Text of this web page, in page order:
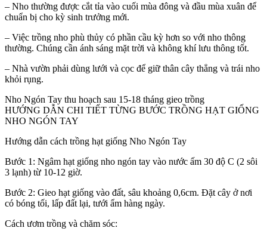
– Nho thường được cắt tỉa vào cuối mùa đông và đầu mùa xuân để
chuẩn bị cho kỳ sinh trưởng mới.
– Việc trồng nho phù thủy có phần cầu kỳ hơn so với nho thông
thường. Chúng cần ánh sáng mặt trời và không khí lưu thông tốt.
– Nhà vườn phải dùng lưới và cọc để giữ thân cây thẳng và trái nho
khỏi rụng.
Nho Ngón Tay thu hoạch sau 15-18 tháng gieo trồng
HƯỚNG DẪN CHI TIẾT TỪNG BƯỚC TRỒNG HẠT GIỐNG
NHO NGÓN TAY
Hướng dẫn cách trồng hạt giống Nho Ngón Tay
Bước 1: Ngâm hạt giống nho ngón tay vào nước ấm 30 độ C (2 sôi
3 lạnh) từ 10-12 giờ.
Bước 2: Gieo hạt giống vào đất, sâu khoảng 0,6cm. Đặt cây ở nơi
có bóng tối, lấp đất lại, tưới ẩm hàng ngày.
Cách ươm trồng và chăm sóc: